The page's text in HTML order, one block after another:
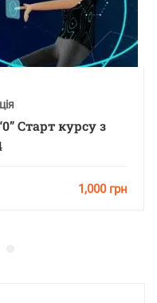
Старт курсу з
1,000 грн